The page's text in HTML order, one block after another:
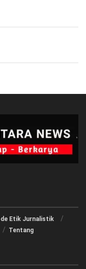
Etik Jurnalistik
Tentang